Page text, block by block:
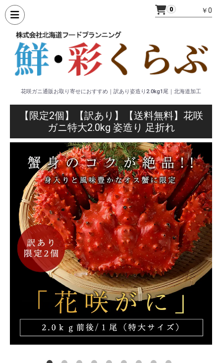
0 ￥0
花咲ガニ通販お取り寄せにおすすめ｜訳あり姿造り2.0kg1尾｜北海道加工
【限定2個】【訳あり】【送料無料】花咲
ガニ特大2.0kg 姿造り 足折れ